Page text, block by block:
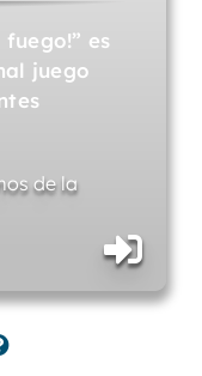
es
juego
de la